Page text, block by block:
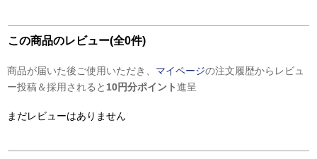
この商品のレビュー(全0件)
商品が届いた後ご使用いただき、 マイページの注文履歴からレビュ
ー投稿＆採用されると 10円分ポイント進呈
まだレビューはありません